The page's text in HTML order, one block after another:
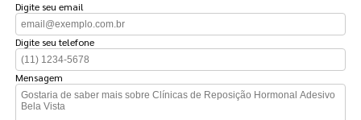
Digite seu email
Digite seu telefone
Mensagem